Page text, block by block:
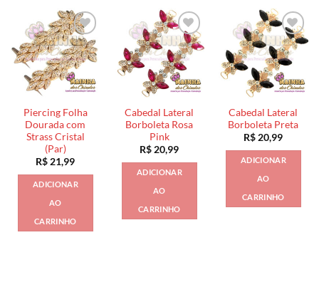
Piercing Folha
Dourada com
Strass Cristal
(Par)
R$21,99
ADICIONAR
AO
CARRINHO
Cabedal Lateral
Borboleta Rosa
Pink
R$20,99
ADICIONAR
AO
CARRINHO
Cabedal Lateral
Borboleta Preta
R$20,99
ADICIONAR
AO
CARRINHO